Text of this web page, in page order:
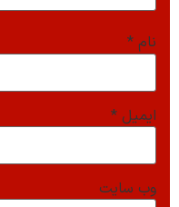
نام *
ایمیل *
وب‌ سایت